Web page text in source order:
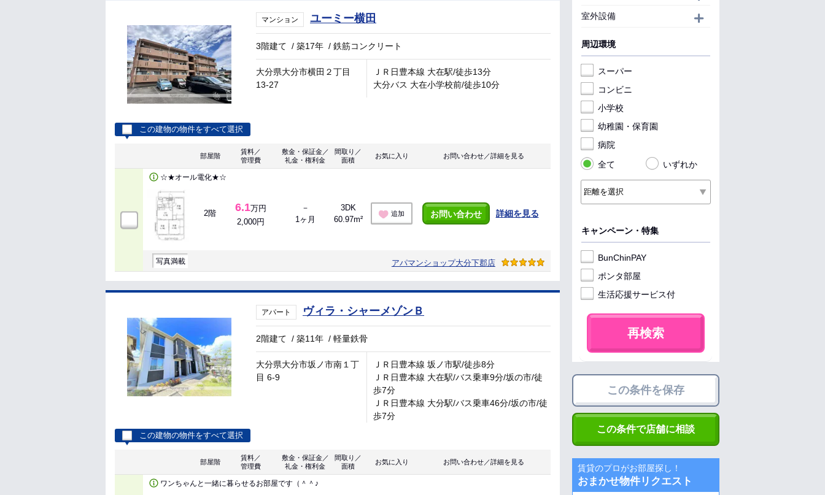
マンション ユーミー横田
3階建て /築17年 /鉄筋コンクリート
大分県大分市横田２丁目
13-27
ＪＲ日豊本線 大在駅/徒歩13分
大分バス 大在小学校前/徒歩10分
この建物の物件をすべて選択
部屋階
賃料／
管理費
敷金・保証金／
礼金・権利金
間取り／
面積
お気に入り お問い合わせ／詳細を見る
☆★オール電化★☆
2階 6.1万円
2,000円
－
1ヶ月
3DK
60.97m²
追加 お問い合わせ 詳細を見る
写真満載 アパマンショップ大分下郡店
アパート ヴィラ・シャーメゾンＢ
2階建て /築11年 /軽量鉄骨
大分県大分市坂ノ市南１丁
目 6-9
ＪＲ日豊本線 坂ノ市駅/徒歩8分
ＪＲ日豊本線 大在駅/バス乗車9分/坂の市/徒
歩7分
ＪＲ日豊本線 大分駅/バス乗車46分/坂の市/徒
歩7分
この建物の物件をすべて選択
部屋階
賃料／
管理費
敷金・保証金／
礼金・権利金
間取り／
面積
お気に入り お問い合わせ／詳細を見る
ワンちゃんと一緒に暮らせるお部屋です（＾＾♪
室外設備
周辺環境
スーパー
コンビニ
小学校
幼稚園・保育園
病院
全て
いずれか
キャンペーン・特集
BunChinPAY
ポンタ部屋
生活応援サービス付
再検索
この条件を保存
この条件で店舗に相談
賃貸のプロがお部屋探し！
おまかせ物件リクエスト